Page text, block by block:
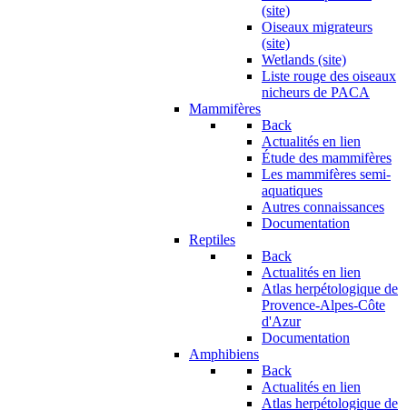
(site)
Oiseaux migrateurs
(site)
Wetlands (site)
Liste rouge des oiseaux
nicheurs de PACA
Mammifères
Back
Actualités en lien
Étude des mammifères
Les mammifères semi-
aquatiques
Autres connaissances
Documentation
Reptiles
Back
Actualités en lien
Atlas herpétologique de
Provence-Alpes-Côte
d'Azur
Documentation
Amphibiens
Back
Actualités en lien
Atlas herpétologique de